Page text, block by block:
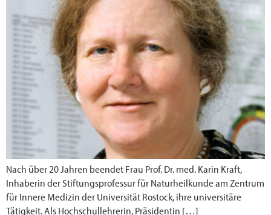
Nach über 20 Jahren beendet Frau Prof. Dr. med. Karin Kraft,
Inhaberin der Stiftungsprofessur für Naturheilkunde am Zentrum
für Innere Medizin der Universität Rostock, ihre universitäre
Tätigkeit. Als Hochschullehrerin, Präsidentin […]